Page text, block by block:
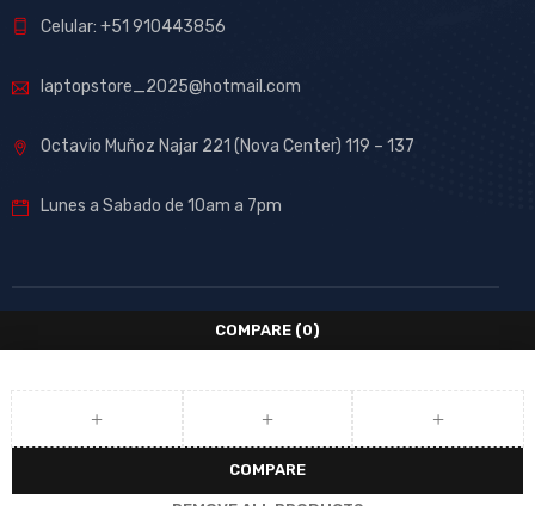
Celular: +51 910443856
laptopstore_2025@hotmail.com
Octavio Muñoz Najar 221 (Nova Center) 119 – 137
Lunes a Sabado de 10am a 7pm
COMPARE (0)
COMPARE